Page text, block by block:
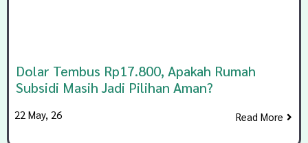
Dolar Tembus Rp17.800, Apakah Rumah
Subsidi Masih Jadi Pilihan Aman?
22 May, 26 Read More